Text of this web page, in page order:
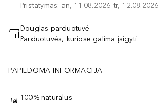
Pristatymas: an, 11.08.2026–tr, 12.08.2026
PRIDĖTI Į KREPŠELĮ
Douglas parduotuvė
Parduotuvės, kuriose galima įsigyti
PAPILDOMA INFORMACIJA
100% naturalūs